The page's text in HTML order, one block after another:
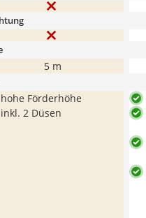
5 m
hohe Förderhöhe
inkl. 2 Düsen